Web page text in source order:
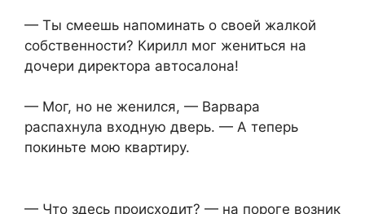
— Ты смеешь напоминать о своей жалкой
собственности? Кирилл мог жениться на
дочери директора автосалона!
— Мог, но не женился, — Варвара
распахнула входную дверь. — А теперь
покиньте мою квартиру.
— Что здесь происходит? — на пороге возник